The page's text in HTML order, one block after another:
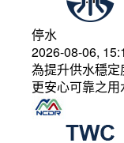
停水
2026-08-06,
為提升供水穩
更安心可靠之用